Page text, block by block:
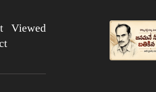
Viewed